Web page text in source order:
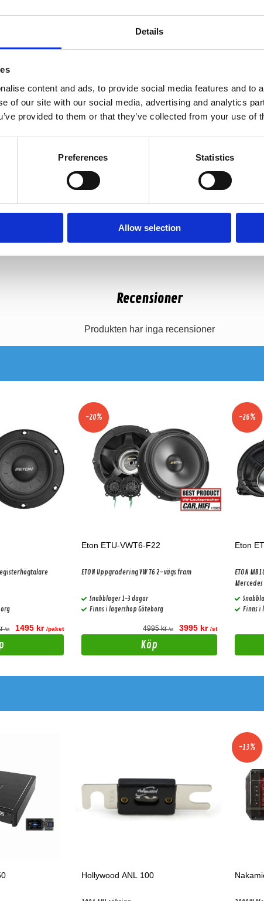
Details
content and ads, to provide social media features and to
of our site with our social media, advertising and analytics
provided to them or that they’ve collected from your use of
Preferences Statistics
Allow selection
Recensioner
Produkten har inga recensioner
/st 1495 kr /paket
-20%
Eton ETU-VWT6-F22
ETON Uppgradering VW T6 2-vägs fram
Snabblager 1-3 dagar
Finns i lagershop Göteborg
4995 kr/st 3995 kr /st
Köp
-26%
Eton
ETON
Mercedes
Finns i
Hollywood ANL 100
-13%